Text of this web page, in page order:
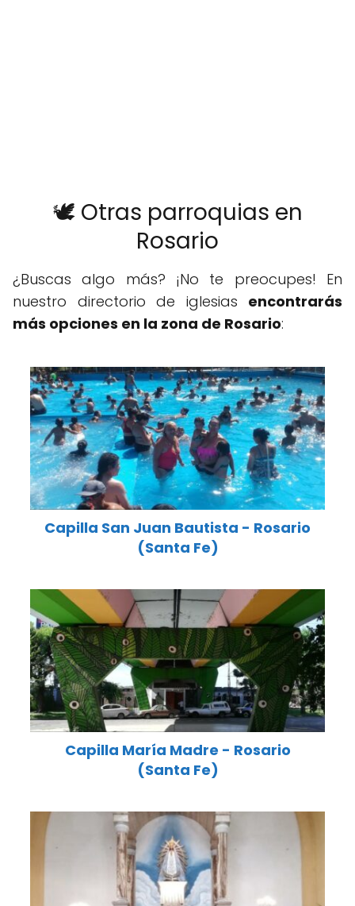
🕊️ Otras parroquias en
Rosario
¿Buscas algo más? ¡No te preocupes! En
nuestro directorio de iglesias encontrarás
más opciones en la zona de Rosario:
Capilla San Juan Bautista - Rosario
(Santa Fe)
Capilla María Madre - Rosario
(Santa Fe)